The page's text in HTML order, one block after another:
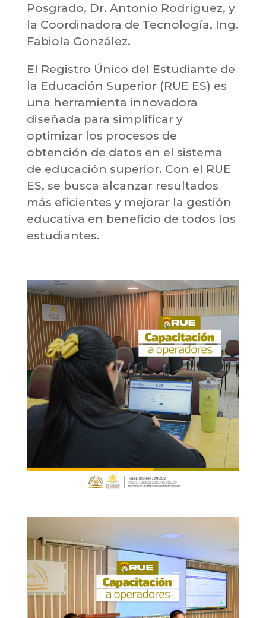
Posgrado, Dr. Antonio Rodríguez, y
la Coordinadora de Tecnología, Ing.
Fabiola González.
El Registro Único del Estudiante de
la Educación Superior (RUE ES) es
una herramienta innovadora
diseñada para simplificar y
optimizar los procesos de
obtención de datos en el sistema
de educación superior. Con el RUE
ES, se busca alcanzar resultados
más eficientes y mejorar la gestión
educativa en beneficio de todos los
estudiantes.